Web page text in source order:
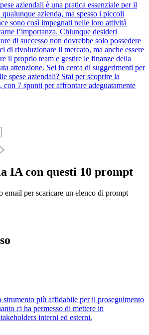
aziendali è una pratica essenziale per il
azienda, ma spesso i piccoli
sono così impegnati nelle loro attività
l’importanza. Chiunque desideri
di successo non dovrebbe solo possedere
di rivoluzionare il mercato, ma anche essere
il proprio team e gestire le finanze della
attenzione. Sei in cerca di suggerimenti per
spese aziendali? Stai per scoprire la
con 7 spunti per affrontare adeguatamente
IA con questi 10 prompt
email per scaricare un elenco di prompt
più affidabile per il proseguimento
ci ha permesso di mettere in
interni ed esterni.